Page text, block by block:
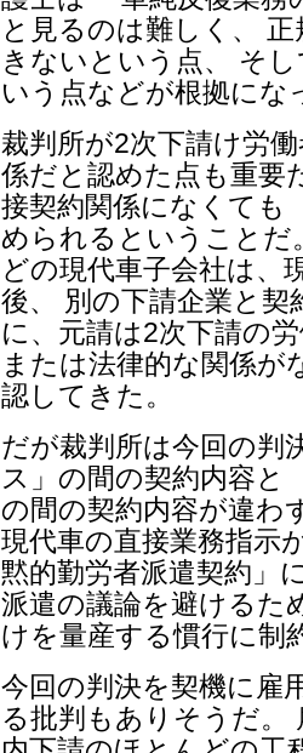
と見るのは難しく、
きないという点、 そ
いう点などが根拠にな
裁判所が2次下請け労
係だと認めた点も重要
接契約関係になくても
められるということだ
どの現代車子会社は、
後、 別の下請企業と
に、元請は2次下請の
または法律的な関係が
認してきた。
だが裁判所は今回の判
ス」の間の契約内容と
の間の契約内容が違わ
現代車の直接業務指示
黙的勤労者派遣契約」
派遣の議論を避けるた
けを量産する慣行に制
今回の判決を契機に雇
る批判もありそうだ。